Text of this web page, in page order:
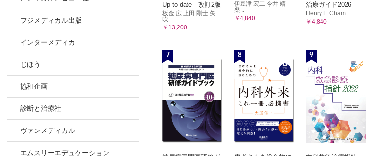
フジメディカル出版
インターメディカ
じほう
協和企画
診断と治療社
ヴァンメディカル
エムスリーエデュケーション
医療資源消費とは
診断群分類と医療資源消費
医療資源消費のベンチマーキングの例：血液製剤
輸血リスクを考慮した血液製剤使用量の評価
輸血の適切性の評価
輸血の適切性の評価とケースミックスを調整した使用量
抗菌薬使用のベンチマーキング
周術期の抗菌薬投与と術後感染性合併症の発生
抗菌薬の使用パターンから病院感染を同定する
周術期の抗菌薬投与の評価
DPCデータを利用した病院感染発生割合の推定─妥当性評価
Up to date 改訂2版
板金 広 上田 剛士 矢
吹...
￥13,200
伊豆津 宏二 今井 靖
桑...
￥4,840
治療ガイド2026
Henry F. Cham...
￥4,840
7 8 9